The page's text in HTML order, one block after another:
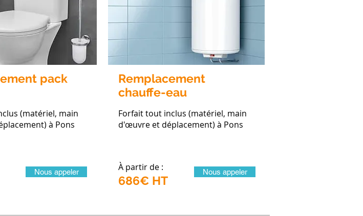
pack
(matériel, main
à Pons
Remplacement
chauffe-eau
Forfait tout inclus (matériel, main
d'œuvre et déplacement) à Pons
Nous appeler À partir de :
686€ HT
Nous appeler